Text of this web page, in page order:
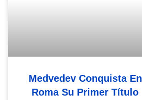
Medvedev Conquista En
Roma Su Primer Título